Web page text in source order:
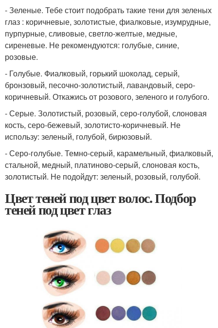
- Зеленые. Тебе стоит подобрать такие тени для зеленых
глаз : коричневые, золотистые, фиалковые, изумрудные,
пурпурные, сливовые, светло-желтые, медные,
сиреневые. Не рекомендуются: голубые, синие,
розовые.
- Голубые. Фиалковый, горький шоколад, серый,
бронзовый, песочно-золотистый, лавандовый, серо-
коричневый. Откажись от розового, зеленого и голубого.
- Серые. Золотистый, розовый, серо-голубой, слоновая
кость, серо-бежевый, золотисто-коричневый. Не
использу: зеленый, голубой, бирюзовый.
- Серо-голубые. Темно-серый, карамельный, фиалковый,
стальной, медный, платиново-серый, слоновая кость,
золотистый. Не подойдут: зеленый, розовый, голубой.
Цвет теней под цвет волос. Подбор
теней под цвет глаз